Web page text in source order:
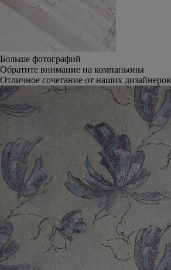
Больше фотографий
Обратите внимание на компаньоны
Отличное сочетание от наших дизайнеров